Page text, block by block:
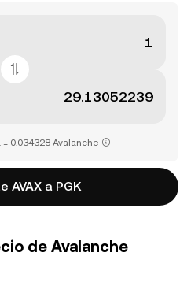
0.034328 Avalanche
AVAX a PGK
de Avalanche